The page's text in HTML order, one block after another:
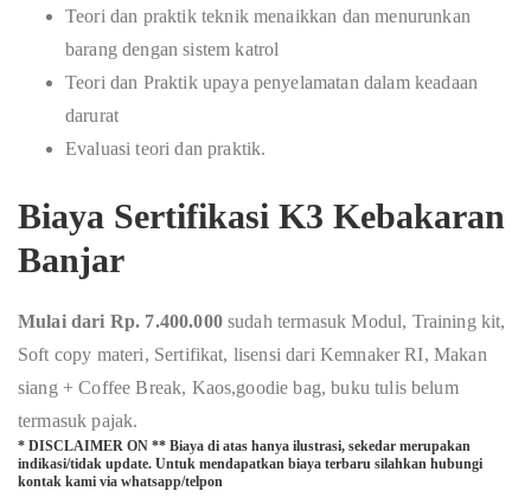
Teori dan praktik teknik menaikkan dan menurunkan
barang dengan sistem katrol
Teori dan Praktik upaya penyelamatan dalam keadaan
darurat
Evaluasi teori dan praktik.
Biaya Sertifikasi K3 Kebakaran
Banjar
Mulai dari Rp. 7.400.000 sudah termasuk Modul, Training kit,
Soft copy materi, Sertifikat, lisensi dari Kemnaker RI, Makan
siang + Coffee Break, Kaos,goodie bag, buku tulis belum
termasuk pajak.
* DISCLAIMER ON ** Biaya di atas hanya ilustrasi, sekedar merupakan
indikasi/tidak update. Untuk mendapatkan biaya terbaru silahkan hubungi
kontak kami via whatsapp/telpon